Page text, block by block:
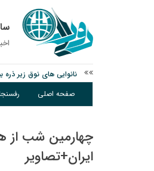
نانوایی های نوق زیر
وزارت اطلاعات: ۲۱ مزدور موساد و ۴ شرور مسلح در کرمان بازداشت شدند
توقیف خودروی حامل
صفحه اصلی
چهارمین شب از
ایران+تصاویر